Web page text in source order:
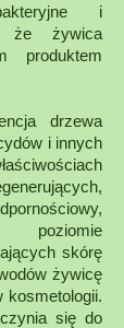
i
że żywica
produktem
drzewa
i innych
poziomie
skórę
żywicę
kosmetologii.
się do